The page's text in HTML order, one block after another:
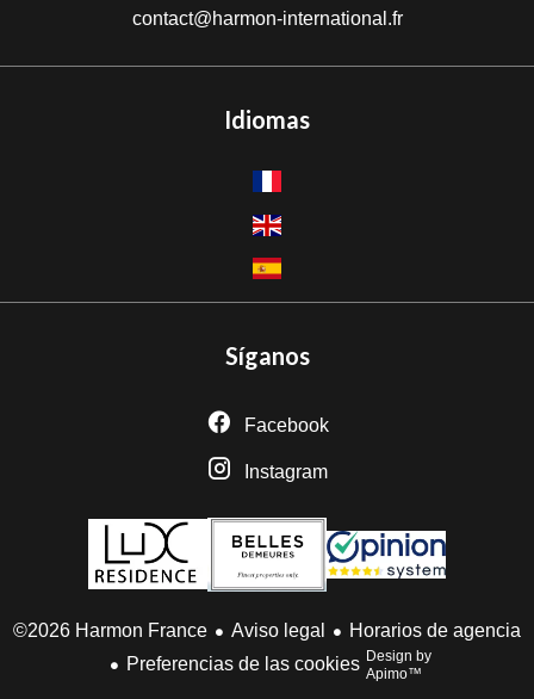
contact@harmon-international.fr
Idiomas
Síganos
Facebook
Instagram
©2026 Harmon France Aviso legal
Horarios de agencia
Preferencias de las cookies Design by
Apimo™